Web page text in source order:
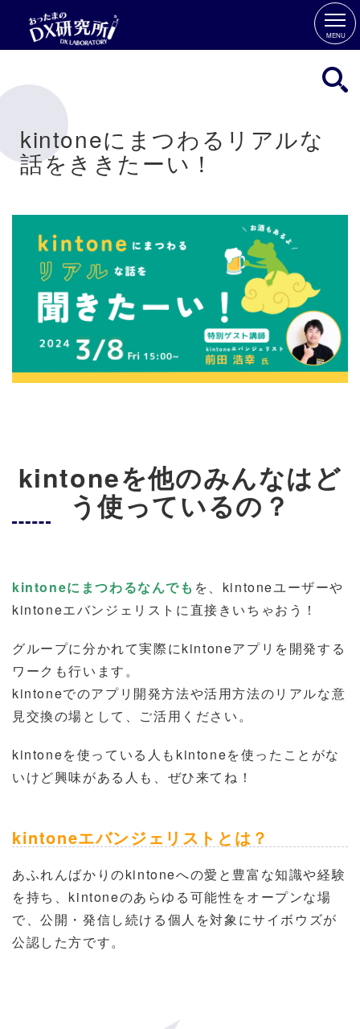
MENU
kintoneにまつわるリアルな
話をききたーい！
kintoneを他のみんなはど
う使っているの？
kintoneにまつわるなんでも を、kintoneユーザーや
kintoneエバンジェリストに直接きいちゃおう！
グループに分かれて実際にkintoneアプリを開発する
ワークも行います。
kintoneでのアプリ開発方法や活用方法のリアルな意
見交換の場として、ご活用ください。
kintoneを使っている人もkintoneを使ったことがな
いけど興味がある人も、ぜひ来てね！
kintoneエバンジェリストとは？
あふれんばかりのkintoneへの愛と豊富な知識や経験
を持ち、kintoneのあらゆる可能性をオープンな場
で、公開・発信し続ける個人を対象にサイボウズが
公認した方です。